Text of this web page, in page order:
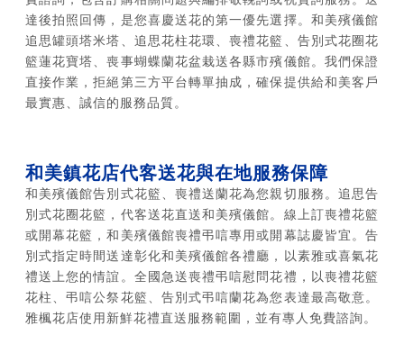
達後拍照回傳，是您喜慶送花的第一優先選擇。和美殯儀館
追思罐頭塔米塔、追思花柱花環、喪禮花籃、告別式花圈花
籃蓮花寶塔、喪事蝴蝶蘭花盆栽送各縣市殯儀館。我們保證
直接作業，拒絕第三方平台轉單抽成，確保提供給和美客戶
最實惠、誠信的服務品質。
和美鎮花店代客送花與在地服務保障
和美殯儀館告別式花籃、喪禮送蘭花為您親切服務。追思告
別式花圈花籃，代客送花直送和美殯儀館。線上訂喪禮花籃
或開幕花籃，和美殯儀館喪禮弔唁專用或開幕誌慶皆宜。告
別式指定時間送達彰化和美殯儀館各禮廳，以素雅或喜氣花
禮送上您的情誼。全國急送喪禮弔唁慰問花禮，以喪禮花籃
花柱、弔唁公祭花籃、告別式弔唁蘭花為您表達最高敬意。
雅楓花店使用新鮮花禮直送服務範圍，並有專人免費諮詢。